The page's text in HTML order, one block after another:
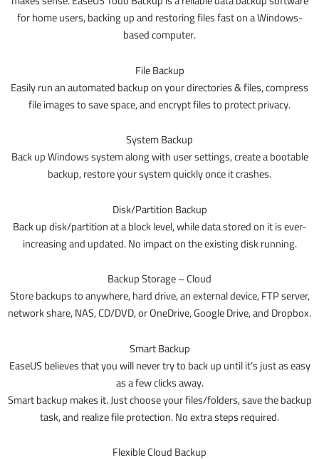
for home users, backing up and restoring files fast on a Windows-
based computer.
File Backup
Easily run an automated backup on your directories & files, compress
file images to save space, and encrypt files to protect privacy.
System Backup
Back up Windows system along with user settings, create a bootable
backup, restore your system quickly once it crashes.
Disk/Partition Backup
Back up disk/partition at a block level, while data stored on it is ever-
increasing and updated. No impact on the existing disk running.
Backup Storage – Cloud
Store backups to anywhere, hard drive, an external device, FTP server,
network share, NAS, CD/DVD, or OneDrive, Google Drive, and Dropbox.
Smart Backup
EaseUS believes that you will never try to back up until it’s just as easy
as a few clicks away.
Smart backup makes it. Just choose your files/folders, save the backup
task, and realize file protection. No extra steps required.
Flexible Cloud Backup